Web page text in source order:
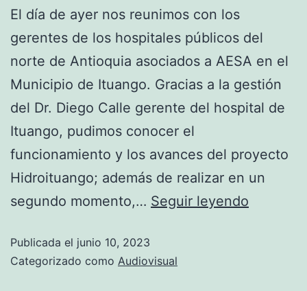
El día de ayer nos reunimos con los
gerentes de los hospitales públicos del
norte de Antioquia asociados a AESA en el
Municipio de Ituango. Gracias a la gestión
del Dr. Diego Calle gerente del hospital de
Ituango, pudimos conocer el
funcionamiento y los avances del proyecto
Hidroituango; además de realizar en un
segundo momento,… Seguir leyendo
Publicada el junio 10, 2023
Categorizado como Audiovisual